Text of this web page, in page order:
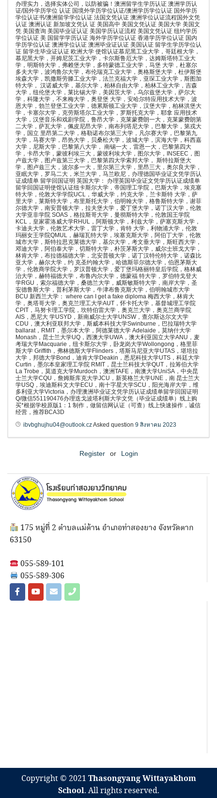
办理实力，选择实体公司，以防被骗！澳洲留学生学历认证 澳洲学历认
证/国外学历学位 认证 国境外学历学位认证/澳洲学历学位认证 国外学历
学位认证书/澳洲留学学位认证 法国文凭认证 澳洲学位认证流程国外文凭
认证 澳洲认证 新加坡文凭认 证 美国高中 美国文凭认证 美国大学 美国文
凭 美国查询 美国毕业证认证 美国学历认证流程 美国文凭认证 纽约学历
学位认证 美 国留学学历认证 海外学历学位认证 香港学历学位认证 国内
学历学位认证 澳洲学位认证 澳洲毕业证认证 美国认证 留学生学历学位认
证 留学生毕业证认证 欧洲大学 使馆认证慕尼黑工业大学，哥廷根大学，
慕尼黑大学，开姆尼茨工业大学，卡尔斯鲁厄大学，达姆斯塔特工业大
学，明斯特大学，弗赖堡大学，多特蒙德工业大学，马堡 大学，杜塞尔
多夫大学，波鸿鲁尔大学，布伦瑞克工业大学，奥格斯堡大学，杜伊斯堡
埃森大学，凯撒斯劳滕工业大学，法兰克福大学，亚琛工业大学，斯图加
特大学， 汉诺威大学，基尔大学，柏林自由大学，柏林工业大学，吉森
大学，纽伦堡大学，莱比锡大学，美因茨大学，乌尔兹堡大学，萨尔大
学，科隆大学，不来梅大学，奥登堡 大学，安哈尔特应用技术大学，波
恩大学，勃兰登堡工业大学，德累斯顿工业大学，汉堡大学，柏林洪堡大
学，卡塞尔大学，克劳斯塔尔工业大学，罗斯托克大学，耶拿 应用技术
大学，汉堡音乐和戏剧学院，鲁昂大学，克莱蒙费朗一大，克莱蒙费朗第
二大学，萨瓦大学，佩皮尼昂大学，南布列塔尼大学，巴黎大学，第戎大
学，国立 里昂第二大学，格勒诺布尔第三大学，凡尔赛大学，巴黎第九
大学，马赛大学，昂热大学，贝桑松大学，波城大学，滨海大学，科西嘉
大学，尼斯大学，巴黎第八大学， 南锡一大，雷恩一大，巴黎第四大
学，卡昂大学，蒙彼利埃三大，蒙彼利埃大学，图尔大学，INSEEC，图
卢兹大学，图卢兹第三大学，巴黎第四大学索邦大学， 斯特拉斯堡大
学，图卢兹三大，波尔多一大，里尔第三大学，里昂三大，奥尔良大学，
亚眠大学，罗马二大，米兰大学，马兰欧尼，办理德国毕业证文凭学历认
证成绩单 留学回国证明 英国大学： 办理英国毕业证文凭学历认证成绩单
留学回国证明使馆认证纽卡斯尔大学，帝国理工学院，巴斯大学，埃克塞
特大学，伦敦大学学院UCL，华威大学，约克大学，兰卡斯特 大学，萨
里大学，莱斯特大学，布里斯托大学，伯明翰大学，格鲁斯特大学，谢菲
尔德大学，南安普顿大学，拉夫堡大学，爱丁堡大学，诺丁汉大学，伦敦
大学亚非学院 SOAS，格拉斯哥大学，曼彻斯特大学，伦敦国王学院
KCL，皇家霍洛威大学RHUL，阿斯顿大学，利兹大学，萨塞克斯大学，
卡迪夫大学，伦敦艺术大学，雷丁大学，肯特 大学，利物浦大学，伦敦
玛丽女王学院QMUL，赫瑞瓦特大学，埃塞克斯大学，阿伯丁大学，伦敦
城市大学，斯特拉思克莱德大学，基尔大学，考文垂大学，斯旺西大学，
邓迪大学，阿伯泰大学，切斯特大学，朴茨茅斯大学，威尔士班戈大学，
林肯大学，布拉德福德大学，北安普顿大学，诺丁汉特伦特大学，诺森比
亚大学，赫尔大学，约 克圣约翰大学，哈德斯菲尔德大学，伯恩茅斯大
学，伦敦商学院大学，罗汉普顿大学，爱丁堡玛格丽特皇后学院，格林威
治大学，赫特福德大学，布鲁内尔大学，德蒙福 特大学，罗伯特戈登大
学RGU，索尔福德大学，桑德兰大学，威斯敏斯特大学，南岸大学，圣
安德鲁斯大学，普利茅斯大学，牛津布鲁克斯大学，伯明翰城市大学
BCU 新西兰大学： where can I get a fake diploma 梅西大学，林肯大
学，奥塔哥大学，奥克兰理工大学AUT，怀卡托大学，基督城理工学院
CPIT，马努卡理工学院，坎特伯雷大学，奥克兰大学，奥克兰商学院
AIS，悉尼大 学USYD，新南威尔士大学UNSW，查尔斯达尔文大学
CDU，澳大利亚联邦大学，斯威本科技大学Swinburne，巴拉瑞特大学
ballarat，RMIT，墨尔本大学，阿德莱德大学 Adelaide，莫纳什大学
Monash，昆士兰大学UQ，西澳大学UWA，澳大利亚国立大学ANU，麦
考瑞大学Macquarie，纽卡斯尔大学，卧龙岗大学Wollongong，格里菲
斯大学 Griffith，弗林德斯大学Flinders，塔斯马尼亚大学UTAS，堪培拉
大学，邦德大学Bond，迪肯大学Deakin，悉尼科技大学UTS，科廷大学
Curtin，墨尔本皇家理工学院 RMIT，昆士兰科技大学QUT，拉筹伯大学
La Trobe，莫道克大学Murdoch，澳洲TAFE，南澳大学UniSA，中央昆
士兰大学CQU，詹姆斯库克大学JCU，新英格兰大学UNE，南 昆士兰大
学USQ，埃迪斯科文大学ECU，南十字星大学SCU，阳光海岸大学，维
多利亚大学Victoria，办理澳洲毕业证文凭学历认证成绩单留学回国证明
Q/微信551190476办理迭戈波塔利斯大学文凭（毕业证成绩单）线上购
买*根据学校原版1：1 制作，做留信网认证（可查）线上快速操作，诚信
经营，推荐BCA3D
ibvbghujhu04@outlook.czAsked question 9 สิงหาคม 2023
Register or Login
175 หมู่ที่ 2 ตำบลแม่ต้าน อำเภอท่าสองยาง จังหวัดตาก
63150
055-589-101
055-589-306
Copyright © 2021 Thasongyang Wittayakhom
School. All rights reserved.